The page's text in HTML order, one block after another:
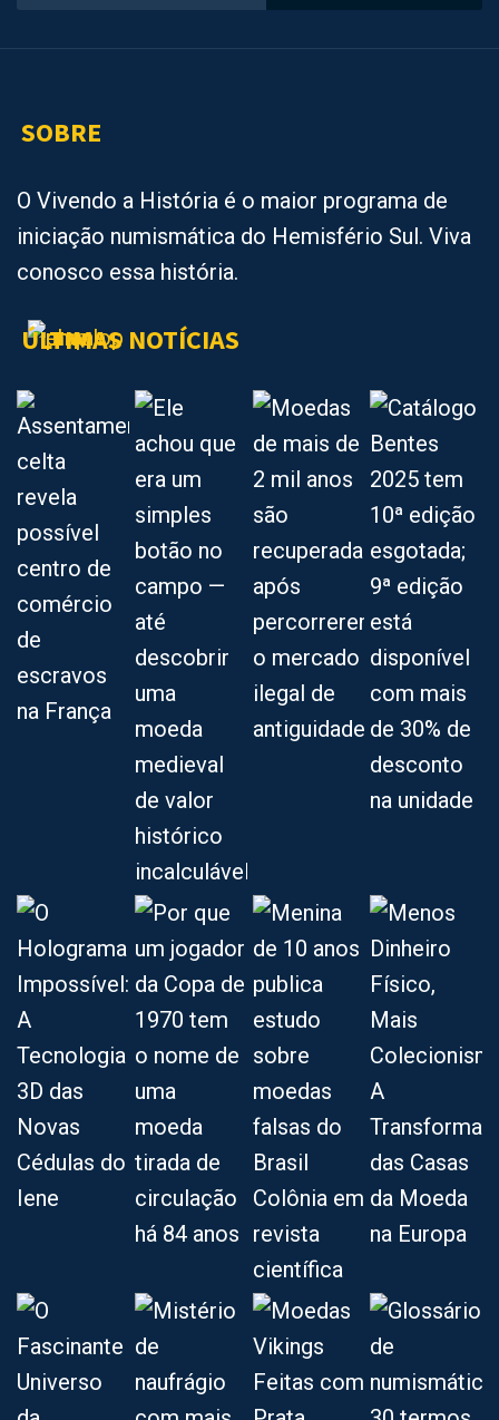
SOBRE
O Vivendo a História é o maior programa de
iniciação numismática do Hemisfério Sul. Viva
conosco essa história.
ÚLTIMAS NOTÍCIAS